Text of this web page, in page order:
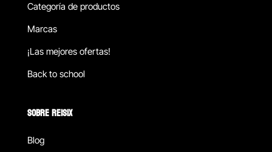
Categoría de productos
Marcas
¡Las mejores ofertas!
Back to school
SOBRE REISIX
Blog